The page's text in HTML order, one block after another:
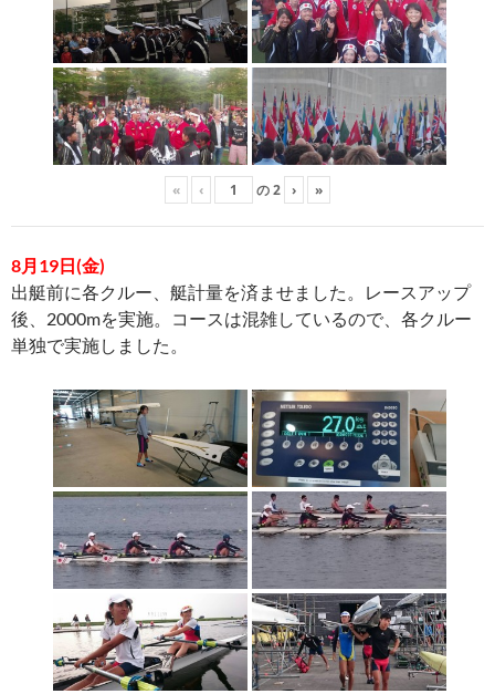
« ‹ の2 › »
8月19日(金)
出艇前に各クルー、艇計量を済ませました。レースアップ
後、2000mを実施。コースは混雑しているので、各クルー
単独で実施しました。